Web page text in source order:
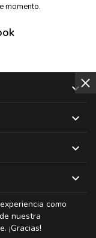
momento.




como
nuestra
. ¡Gracias!